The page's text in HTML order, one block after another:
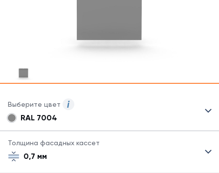
Выберите цвет
данного
товара
RAL 7004
Толщина фасадных кассет
0,7 мм